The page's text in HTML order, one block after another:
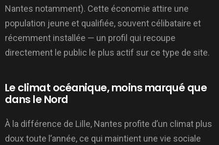
Nantes notamment). Cette économie attire une
population jeune et qualifiée, souvent célibataire et
récemment installée — un profil qui recoupe
directement le public le plus actif sur ce type de site.
Le climat océanique, moins marqué que
dans le Nord
À la différence de Lille, Nantes profite d’un climat plus
doux toute l’année, ce qui maintient une vie sociale